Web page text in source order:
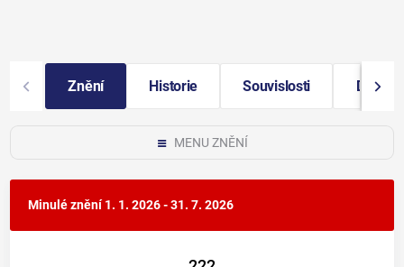
Znění Historie Souvislosti Další
MENU ZNĚNÍ
Minulé znění1. 1. 2026 - 31. 7. 2026